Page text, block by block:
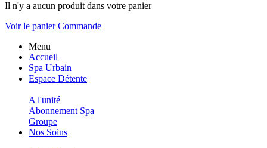
Il n'y a aucun produit dans votre panier
Voir le panier Commande
Menu
Accueil
Spa Urbain
Espace Détente
A l'unité
Abonnement Spa
Groupe
Nos Soins